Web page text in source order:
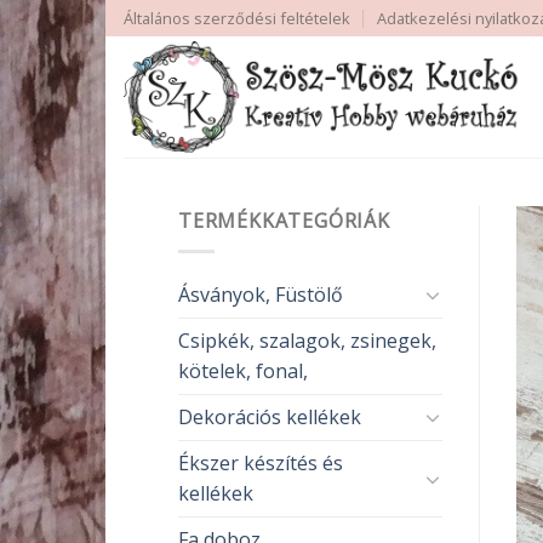
Skip
to
content
Általános szerződési feltételek Adatkezelési
TERMÉKKATEGÓRIÁK
Ásványok, Füstölő
Csipkék, szalagok, zsinegek,
kötelek, fonal,
Dekorációs kellékek
Ékszer készítés és
kellékek